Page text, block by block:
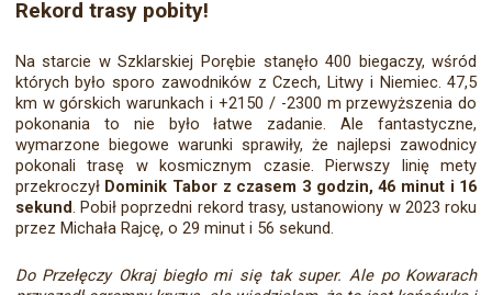
Rekord trasy pobity!
Na starcie w Szklarskiej Porębie stanęło 400 biegaczy, wśród
których było sporo zawodników z Czech, Litwy i Niemiec. 47,5
km w górskich warunkach i +2150 / -2300 m przewyższenia do
pokonania to nie było łatwe zadanie. Ale fantastyczne,
wymarzone biegowe warunki sprawiły, że najlepsi zawodnicy
pokonali trasę w kosmicznym czasie. Pierwszy linię mety
przekroczył Dominik Tabor z czasem 3 godzin, 46 minut i 16
sekund. Pobił poprzedni rekord trasy, ustanowiony w 2023 roku
przez Michała Rajcę, o 29 minut i 56 sekund.
Do Przełęczy Okraj biegło mi się tak super. Ale po Kowarach